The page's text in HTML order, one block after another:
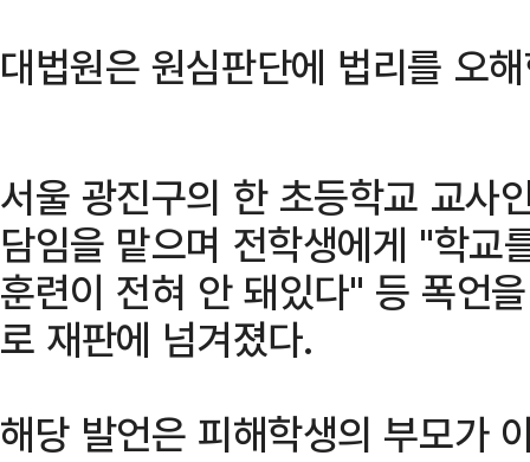
대법원은 원심판단에 법리를 오
서울 광진구의 한 초등학교 교
담임을 맡으며 전학생에게 "학교
훈련이 전혀 안 돼있다" 등 폭언
로 재판에 넘겨졌다.
해당 발언은 피해학생의 부모가